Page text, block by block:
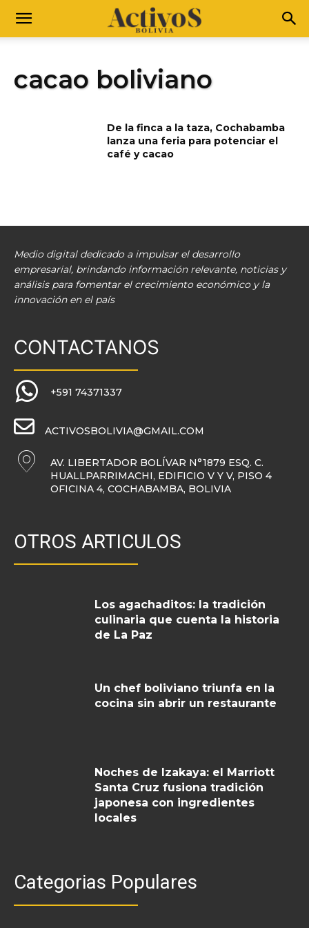
cacao boliviano
De la finca a la taza, Cochabamba
lanza una feria para potenciar el
café y cacao
Medio digital dedicado a impulsar el desarrollo
empresarial, brindando información relevante, noticias y
análisis para fomentar el crecimiento económico y la
innovación en el país
CONTACTANOS
+591 74371337
ACTIVOSBOLIVIA@GMAIL.COM
AV. LIBERTADOR BOLÍVAR N°1879 ESQ. C.
HUALLPARRIMACHI, EDIFICIO V Y V, PISO 4
OFICINA 4, COCHABAMBA, BOLIVIA
OTROS ARTICULOS
Los agachaditos: la tradición
culinaria que cuenta la historia
de La Paz
Un chef boliviano triunfa en la
cocina sin abrir un restaurante
Noches de Izakaya: el Marriott
Santa Cruz fusiona tradición
japonesa con ingredientes
locales
Categorias Populares